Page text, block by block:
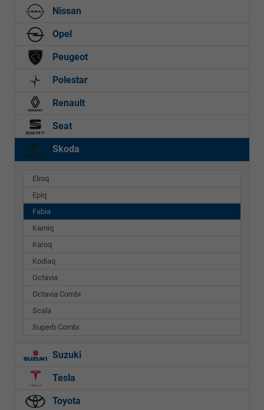
Nissan
Opel
Peugeot
Polestar
Renault
Seat
Skoda
Elroq
Epiq
Fabia
Kamiq
Karoq
Kodiaq
Octavia
Octavia Combi
Scala
Superb Combi
Suzuki
Tesla
Toyota